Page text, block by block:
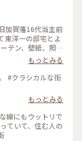
加賀藩16代当主前
東洋一の邸宅とよ
テン、壁紙、照
分 入館無料なの
#ゆるり夏時間
もっとみる
もっとみる
線にもウットリで
ていて、住む人の